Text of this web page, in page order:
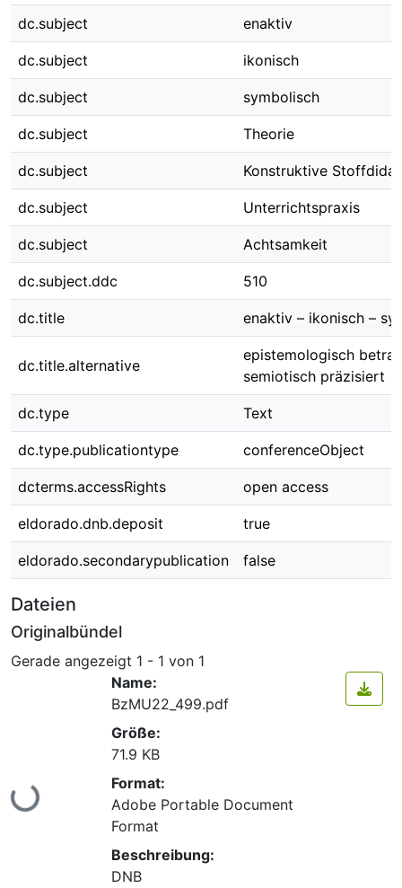
dc.subject enaktiv
dc.subject ikonisch
dc.subject symbolisch
dc.subject Theorie
dc.subject Konstruktive
dc.subject Unterrichtspraxis
dc.subject Achtsamkeit
dc.subject.ddc 510
dc.title enaktiv – ikonisch –
dc.title.alternative
epistemologisch
semiotisch präzisiert
dc.type Text
dc.type.publicationtype conferenceObject
dcterms.accessRights open access
eldorado.dnb.deposit true
eldorado.secondarypublication false
Dateien
Originalbündel
Gerade angezeigt 1 - 1 von 1
Lade...
Name:
BzMU22_499.pdf
Größe:
71.9 KB
Format:
Adobe Portable Document
Format
Beschreibung:
DNB